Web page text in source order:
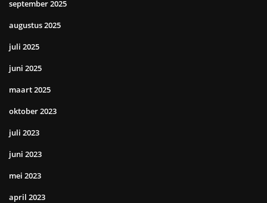
september 2025
augustus 2025
juli 2025
juni 2025
maart 2025
oktober 2023
juli 2023
juni 2023
mei 2023
april 2023